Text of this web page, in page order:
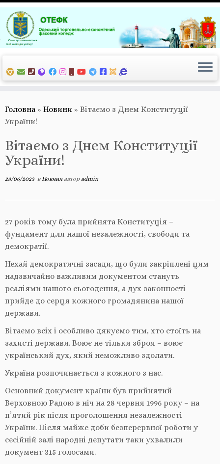
Перейти
до
вмісту
Головна » Новини » Вітаємо з Днем Конституції
України!
Вітаємо з Днем Конституції
України!
28/06/2023 в Новиниавторadmin
27 років тому була прийнята Конституція –
фундамент для нашої незалежності, свободи та
демократії.
Нехай демократичні засади, що були закріплені цим
надзвичайно важливим документом стануть
реаліями нашого сьогодення, а дух законності
прийде до серця кожного громадянина нашої
держави.
Вітаємо всіх і особливо дякуємо тим, хто стоїть на
захисті держави. Воює не тільки зброя – воює
український дух, який неможливо здолати.
Україна розпочинається з кожного з нас.
Основний документ країни був прийнятий
Верховною Радою в ніч на 28 червня 1996 року – на
п’ятий рік після проголошення незалежності
України. Після майже доби безперервної роботи у
сесійній залі народні депутати таки ухвалили
документ 315 голосами.